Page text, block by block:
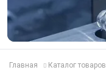
Главная Каталог товаров